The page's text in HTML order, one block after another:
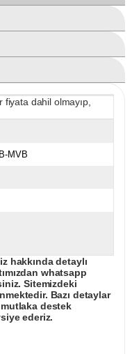
dahil olmayıp,
MVB
hakkında detaylı
whatsapp
Sitemizdeki
Bazı detaylar
destek
ederiz.